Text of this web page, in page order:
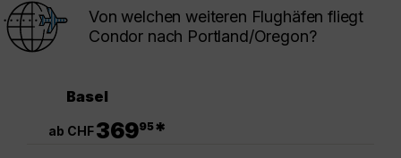
Von welchen weiteren Flughäfen fliegt
Condor nach Portland/Oregon?
Basel
ab CHF36995*